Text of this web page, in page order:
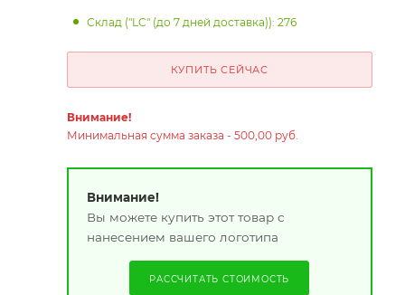
Склад ("LC" (до 7 дней доставка)): 276
КУПИТЬ СЕЙЧАС
Внимание!
Минимальная сумма заказа - 500,00 руб.
Внимание!
Вы можете купить этот товар с
нанесением вашего логотипа
РАССЧИТАТЬ СТОИМОСТЬ